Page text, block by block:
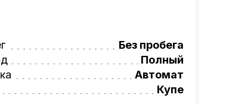
помощь при
на НОВЫЕ автомобили.
(29) 689-20-20
Без пробега
Полный
Автомат
Купе